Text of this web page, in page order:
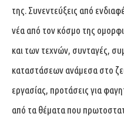
της. Συνεντεύξεις από
νέα από τον κόσμο της
και των τεχνών, συνταγές,
καταστάσεων ανάμεσα στο
εργασίας, προτάσεις για
από τα θέματα που